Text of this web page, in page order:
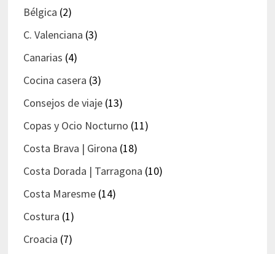
Bélgica (2)
C. Valenciana (3)
Canarias (4)
Cocina casera (3)
Consejos de viaje(13)
Copas y Ocio Nocturno (11)
Costa Brava | Girona (18)
Costa Dorada | Tarragona (10)
Costa Maresme(14)
Costura (1)
Croacia (7)